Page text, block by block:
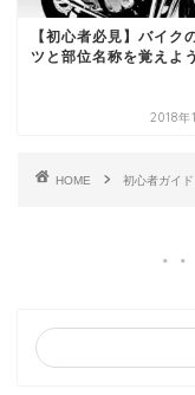
【初心者必見】バイク
ツと部位名称を覚えよ
2018年
HOME 初心者ガイド